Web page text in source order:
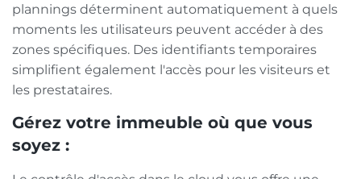
plannings déterminent automatiquement à quels
moments les utilisateurs peuvent accéder à des
zones spécifiques. Des identifiants temporaires
simplifient également l'accès pour les visiteurs et
les prestataires.
Gérez votre immeuble où que vous
soyez :